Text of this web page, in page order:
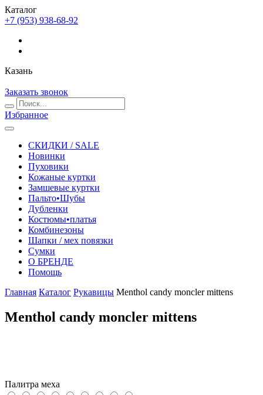
Каталог
+7 (953) 938-68-92
Казань
Заказать звонок
Избранное
СКИДКИ / SALE
Новинки
Пуховики
Кожаные куртки
Замшевые куртки
Пальто•Шубы
Дубленки
Костюмы•платья
Комбинезоны
Шапки / мех повязки
Сумки
О БРЕНДЕ
Помощь
Главная Каталог Рукавицы Menthol candy moncler mittens
Menthol candy moncler mittens
Палитра меха